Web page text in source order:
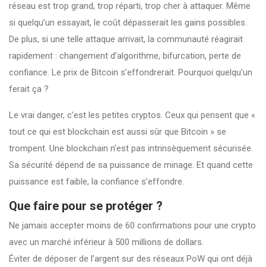
réseau est trop grand, trop réparti, trop cher à attaquer. Même
si quelqu’un essayait, le coût dépasserait les gains possibles.
De plus, si une telle attaque arrivait, la communauté réagirait
rapidement : changement d’algorithme, bifurcation, perte de
confiance. Le prix de Bitcoin s’effondrerait. Pourquoi quelqu’un
ferait ça ?
Le vrai danger, c’est les petites cryptos. Ceux qui pensent que «
tout ce qui est blockchain est aussi sûr que Bitcoin » se
trompent. Une blockchain n’est pas intrinsèquement sécurisée.
Sa sécurité dépend de sa puissance de minage. Et quand cette
puissance est faible, la confiance s’effondre.
Que faire pour se protéger ?
Ne jamais accepter moins de 60 confirmations pour une crypto
avec un marché inférieur à 500 millions de dollars.
Éviter de déposer de l’argent sur des réseaux PoW qui ont déjà